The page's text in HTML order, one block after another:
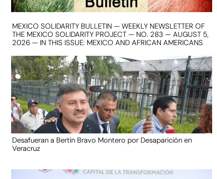
MEXICO SOLIDARITY BULLETIN — WEEKLY NEWSLETTER OF
THE MEXICO SOLIDARITY PROJECT — NO. 283 — AUGUST 5,
2026 — IN THIS ISSUE: MEXICO AND AFRICAN AMERICANS
Desafueran a Bertín Bravo Montero por Desaparición en
Veracruz